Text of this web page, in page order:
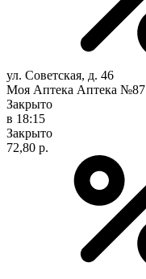
ул. Советская, д. 46
Моя Аптека Аптека №87
Закрыто
в 18:15
Закрыто
72,80 р.